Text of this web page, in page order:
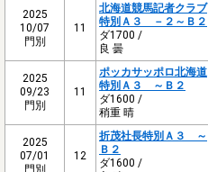
2025
10/07
門別
11
北海道競馬記者クラブ
特別Ａ３ －２～Ｂ２
ダ1700 /
良 曇
2025
09/23
門別
11
ポッカサッポロ北海道
特別Ａ３ ～Ｂ２
ダ1600 /
稍重 晴
2025
07/01
門別
12
折茂社長特別Ａ３ ～
Ｂ２
ダ1600 /